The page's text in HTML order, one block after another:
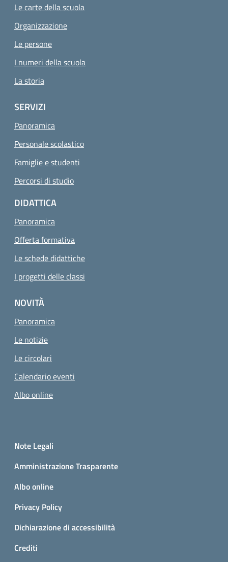
Le carte della scuola
Organizzazione
Le persone
I numeri della scuola
La storia
SERVIZI
Panoramica
Personale scolastico
Famiglie e studenti
Percorsi di studio
DIDATTICA
Panoramica
Offerta formativa
Le schede didattiche
I progetti delle classi
NOVITÀ
Panoramica
Le notizie
Le circolari
Calendario eventi
Albo online
Small prints
Note Legali
Amministrazione Trasparente
Albo online
Privacy Policy
Dichiarazione di accessibilità
Crediti